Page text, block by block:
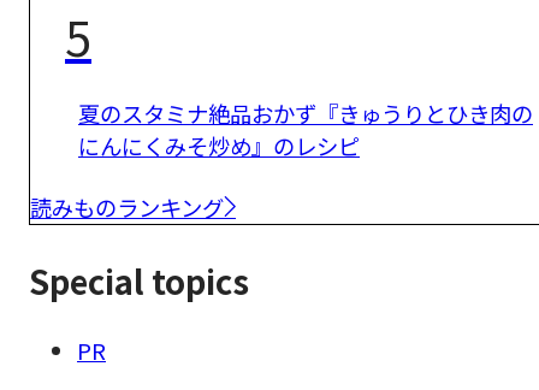
5
夏のスタミナ絶品おかず『きゅうりとひき肉の
にんにくみそ炒め』のレシピ
読みものランキング
Special topics
PR